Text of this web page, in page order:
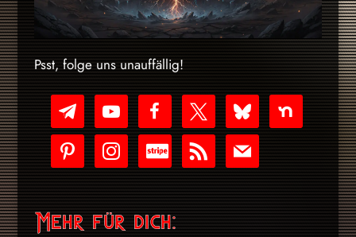
Psst, folge uns unauffällig!
telegram
youtube-
play
facebook bluesky nextdoor
pinterest instagramcc-
stripe
rss mail
Mehr für dich: